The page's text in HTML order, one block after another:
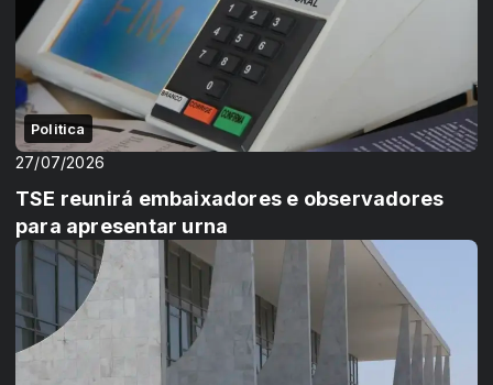
Politica
27/07/2026
TSE reunirá embaixadores e observadores
para apresentar urna